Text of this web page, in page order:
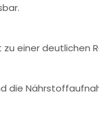
einer deutlichen
die